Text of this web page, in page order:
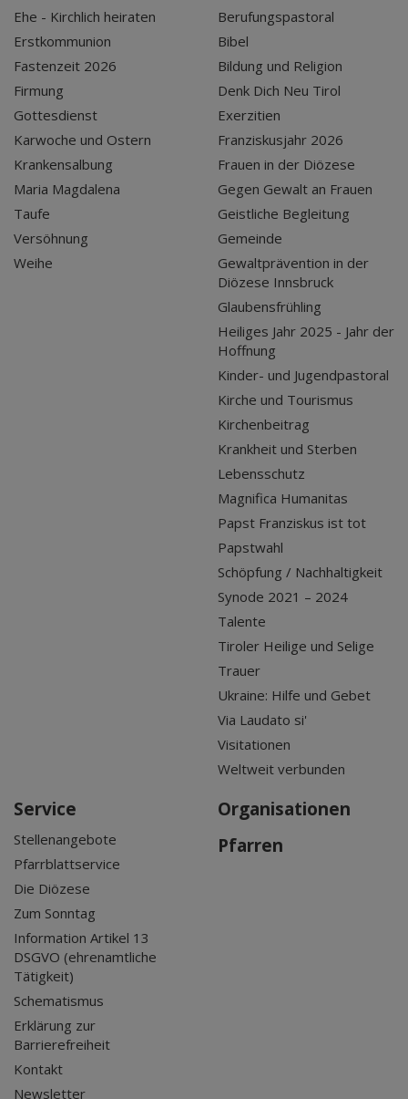
Ehe - Kirchlich heiraten
Erstkommunion
Fastenzeit 2026
Firmung
Gottesdienst
Karwoche und Ostern
Krankensalbung
Maria Magdalena
Taufe
Versöhnung
Weihe
Berufungspastoral
Bibel
Bildung und Religion
Denk Dich Neu Tirol
Exerzitien
Franziskusjahr 2026
Frauen in der Diözese
Gegen Gewalt an Frauen
Geistliche Begleitung
Gemeinde
Gewaltprävention in der
Diözese Innsbruck
Glaubensfrühling
Heiliges Jahr 2025 - Jahr der
Hoffnung
Kinder- und Jugendpastoral
Kirche und Tourismus
Kirchenbeitrag
Krankheit und Sterben
Lebensschutz
Magnifica Humanitas
Papst Franziskus ist tot
Papstwahl
Schöpfung / Nachhaltigkeit
Synode 2021 – 2024
Talente
Tiroler Heilige und Selige
Trauer
Ukraine: Hilfe und Gebet
Via Laudato si'
Visitationen
Weltweit verbunden
Service
Stellenangebote
Pfarrblattservice
Die Diözese
Zum Sonntag
Information Artikel 13
DSGVO (ehrenamtliche
Tätigkeit)
Schematismus
Erklärung zur
Barrierefreiheit
Kontakt
Newsletter
Organisationen
Pfarren